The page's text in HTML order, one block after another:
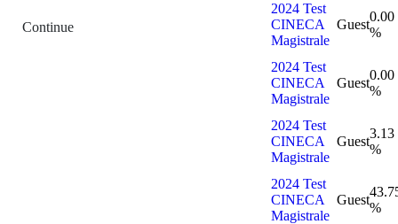
Continue
2024 Test
CINECA
Magistrale
Guest
0.00
%
2024 Test
CINECA
Magistrale
Guest
0.00
%
2024 Test
CINECA
Magistrale
Guest
3.13
%
2024 Test
CINECA
Magistrale
Guest
%